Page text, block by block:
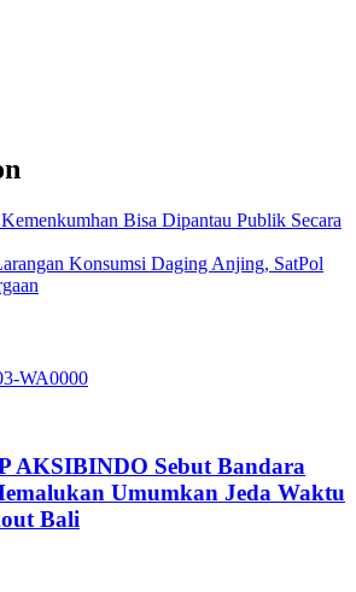
Bisa Dipantau Publik Secara
Konsumsi Daging Anjing, SatPol
AKSIBINDO Sebut Bandara
Umumkan Jeda Waktu
Bali